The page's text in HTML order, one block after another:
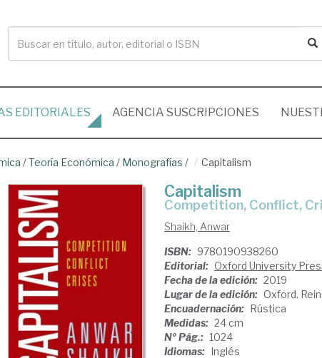
EDITORIALES AGENCIA SUSCRIPCIONES
/Teoría Económica / Monografías / Capitalism
Capitalism
Competition, Conflict,
Shaikh, Anwar
ISBN: 9780190938260
Editorial: Oxford University
Fecha de la edición: 2019
Lugar de la edición: Oxford.
Encuadernación: Rústica
Medidas: 24 cm
Nº Pág.: 1024
Idiomas: Inglés